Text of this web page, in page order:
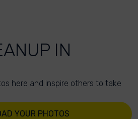
IN
here and inspire others to take
YOUR PHOTOS